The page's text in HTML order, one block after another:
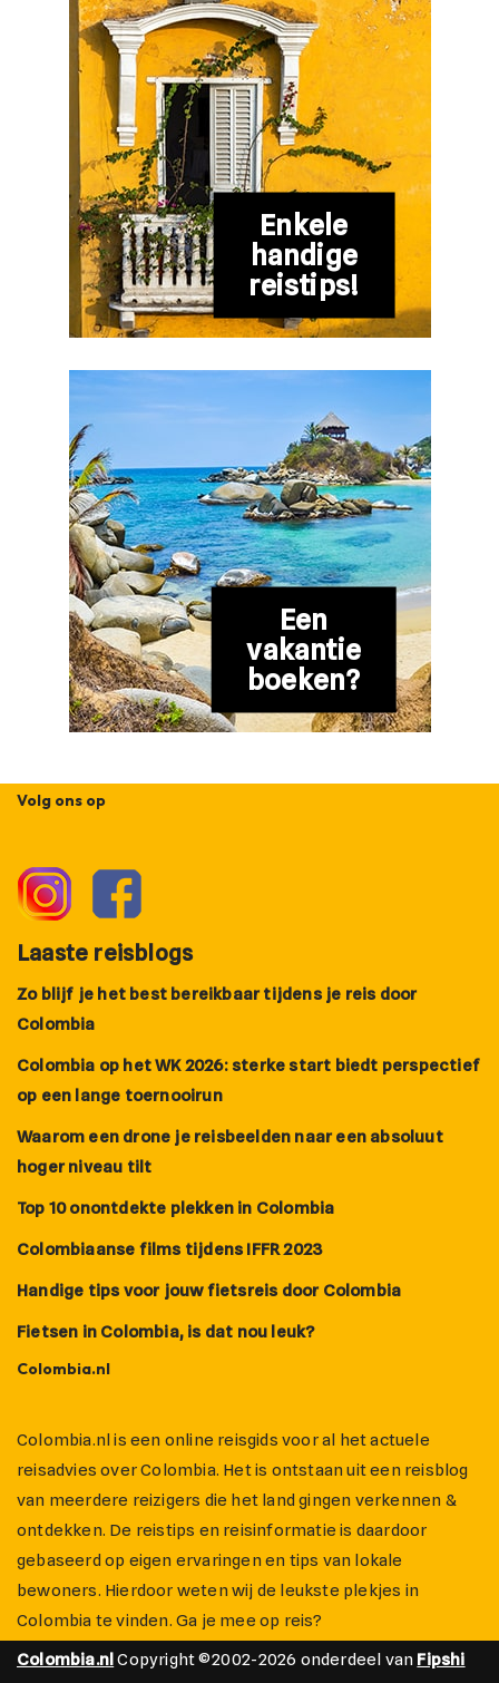
Enkele
handige
reistips!
Een
vakantie
boeken?
Volg ons op
Laaste reisblogs
Zo blijf je het best bereikbaar tijdens je reis door
Colombia
Colombia op het WK 2026: sterke start biedt perspectief
op een lange toernooirun
Waarom een drone je reisbeelden naar een absoluut
hoger niveau tilt
Top 10 onontdekte plekken in Colombia
Colombiaanse films tijdens IFFR 2023
Handige tips voor jouw fietsreis door Colombia
Fietsen in Colombia, is dat nou leuk?
Colombia.nl
Colombia.nl is een online reisgids voor al het actuele
reisadvies over Colombia. Het is ontstaan uit een reisblog
van meerdere reizigers die het land gingen verkennen &
ontdekken. De reistips en reisinformatie is daardoor
gebaseerd op eigen ervaringen en tips van lokale
bewoners. Hierdoor weten wij de leukste plekjes in
Colombia te vinden. Ga je mee op reis?
Colombia.nlCopyright ©2002-2026 onderdeel van Fipshi